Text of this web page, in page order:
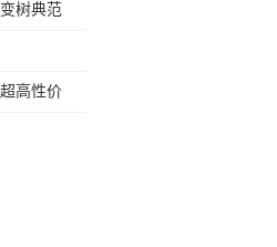
树典范
高性价